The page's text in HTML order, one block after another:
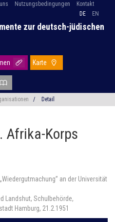
Nutzungsbedingungen
Kontakt
DE
EN
zur deutsch-jüdischen
Karte
/ Detail
Afrika-Korps
an der Universität
Landshut, Schulbehörde,
Hamburg, 21.2.1951